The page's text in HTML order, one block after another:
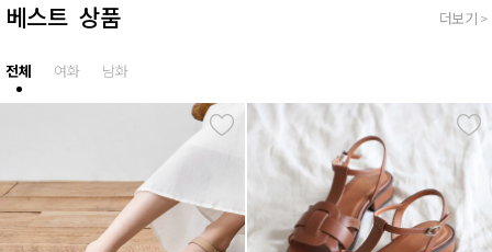
베스트 상품
전체 여화 남화
더보기 >